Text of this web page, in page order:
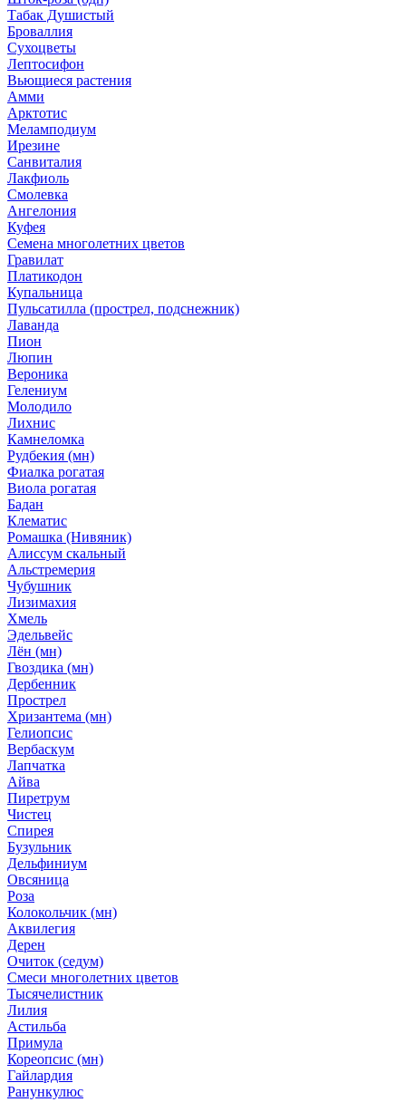
Табак Душистый
Броваллия
Сухоцветы
Лептосифон
Вьющиеся растения
Амми
Арктотис
Меламподиум
Ирезине
Санвиталия
Лакфиоль
Смолевка
Ангелония
Куфея
Семена многолетних цветов
Гравилат
Платикодон
Купальница
Пульсатилла (прострел, подснежник)
Лаванда
Пион
Люпин
Вероника
Гелениум
Молодило
Лихнис
Камнеломка
Рудбекия (мн)
Фиалка рогатая
Виола рогатая
Бадан
Клематис
Ромашка (Нивяник)
Алиссум скальный
Альстремерия
Чубушник
Лизимахия
Хмель
Эдельвейс
Лён (мн)
Гвоздика (мн)
Дербенник
Прострел
Хризантема (мн)
Гелиопсис
Вербаскум
Лапчатка
Айва
Пиретрум
Чистец
Спирея
Бузульник
Дельфиниум
Овсяница
Роза
Колокольчик (мн)
Аквилегия
Дерен
Очиток (седум)
Смеси многолетних цветов
Тысячелистник
Лилия
Астильба
Примула
Кореопсис (мн)
Гайлардия
Ранункулюс